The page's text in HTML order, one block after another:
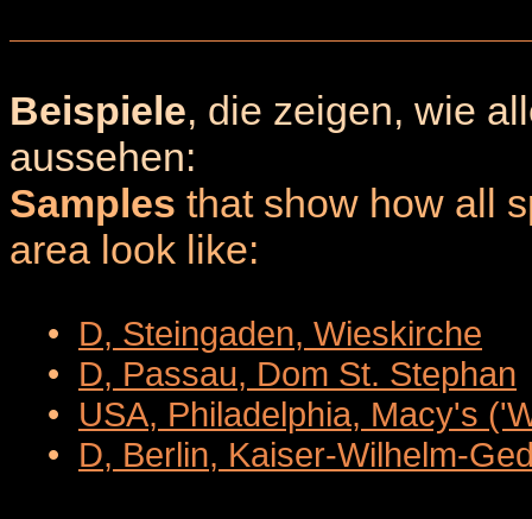
Beispiele, die zeigen, wie
aussehen:
Samples that show how all
area look like:
• D, Steingaden, Wieskirche
• D, Passau, Dom St. Stephan
• USA, Philadelphia, Macy's
• D, Berlin, Kaiser-Wilhelm-